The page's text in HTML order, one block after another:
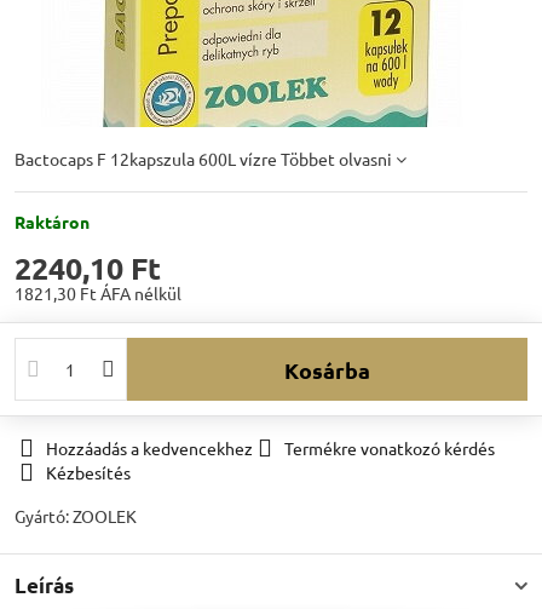
Bactocaps F 12kapszula 600L vízre Többet olvasni
Raktáron
2240,10 Ft
1821,30 Ft ÁFA nélkül
Kosárba
Hozzáadás a kedvencekhez
Termékre vonatkozó kérdés
Kézbesítés
Gyártó:ZOOLEK
Leírás